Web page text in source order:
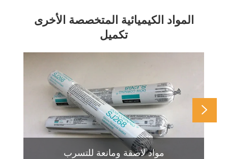
المواد الكيميائية المتخصصة الأخرى
تكميل

مواد لاصقة ومانعة للتسرب